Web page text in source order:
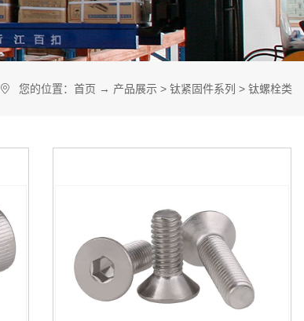
决方案
您的位置： 首页 → 产品展示 > 钛紧固件系列 > 钛螺栓类